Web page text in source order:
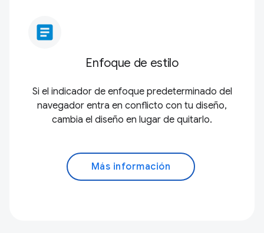
article
Enfoque de estilo
Si el indicador de enfoque predeterminado del
navegador entra en conflicto con tu diseño,
cambia el diseño en lugar de quitarlo.
Más información